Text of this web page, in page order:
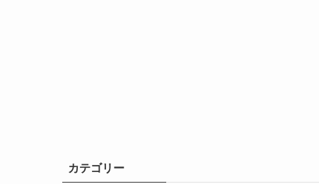
カテゴリー